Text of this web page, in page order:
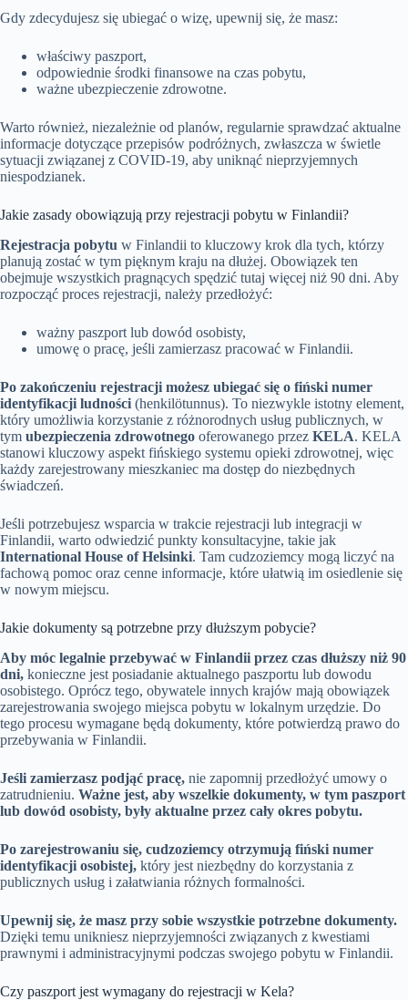
Gdy zdecydujesz się ubiegać o wizę, upewnij się, że masz:
właściwy paszport,
odpowiednie środki finansowe na czas pobytu,
ważne ubezpieczenie zdrowotne.
Warto również, niezależnie od planów, regularnie sprawdzać aktualne
informacje dotyczące przepisów podróżnych, zwłaszcza w świetle
sytuacji związanej z COVID-19, aby uniknąć nieprzyjemnych
niespodzianek.
Jakie zasady obowiązują przy rejestracji pobytu w Finlandii?
Rejestracja pobytu w Finlandii to kluczowy krok dla tych, którzy
planują zostać w tym pięknym kraju na dłużej. Obowiązek ten
obejmuje wszystkich pragnących spędzić tutaj więcej niż 90 dni. Aby
rozpocząć proces rejestracji, należy przedłożyć:
ważny paszport lub dowód osobisty,
umowę o pracę, jeśli zamierzasz pracować w Finlandii.
Po zakończeniu rejestracji możesz ubiegać się o fiński numer
identyfikacji ludności (henkilötunnus). To niezwykle istotny element,
który umożliwia korzystanie z różnorodnych usług publicznych, w
tym ubezpieczenia zdrowotnego oferowanego przez KELA. KELA
stanowi kluczowy aspekt fińskiego systemu opieki zdrowotnej, więc
każdy zarejestrowany mieszkaniec ma dostęp do niezbędnych
świadczeń.
Jeśli potrzebujesz wsparcia w trakcie rejestracji lub integracji w
Finlandii, warto odwiedzić punkty konsultacyjne, takie jak
International House of Helsinki. Tam cudzoziemcy mogą liczyć na
fachową pomoc oraz cenne informacje, które ułatwią im osiedlenie się
w nowym miejscu.
Jakie dokumenty są potrzebne przy dłuższym pobycie?
Aby móc legalnie przebywać w Finlandii przez czas dłuższy niż 90
dni, konieczne jest posiadanie aktualnego paszportu lub dowodu
osobistego. Oprócz tego, obywatele innych krajów mają obowiązek
zarejestrowania swojego miejsca pobytu w lokalnym urzędzie. Do
tego procesu wymagane będą dokumenty, które potwierdzą prawo do
przebywania w Finlandii.
Jeśli zamierzasz podjąć pracę, nie zapomnij przedłożyć umowy o
zatrudnieniu. Ważne jest, aby wszelkie dokumenty, w tym paszport
lub dowód osobisty, były aktualne przez cały okres pobytu.
Po zarejestrowaniu się, cudzoziemcy otrzymują fiński numer
identyfikacji osobistej, który jest niezbędny do korzystania z
publicznych usług i załatwiania różnych formalności.
Upewnij się, że masz przy sobie wszystkie potrzebne dokumenty.
Dzięki temu unikniesz nieprzyjemności związanych z kwestiami
prawnymi i administracyjnymi podczas swojego pobytu w Finlandii.
Czy paszport jest wymagany do rejestracji w Kela?